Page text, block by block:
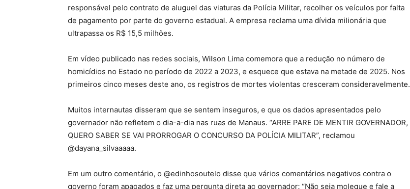
responsável pelo contrato de aluguel das viaturas da Polícia Militar, recolher os veículos por falta
de pagamento por parte do governo estadual. A empresa reclama uma dívida milionária que
ultrapassa os R$ 15,5 milhões.
Em vídeo publicado nas redes sociais, Wilson Lima comemora que a redução no número de
homicídios no Estado no período de 2022 a 2023, e esquece que estava na metade de 2025. Nos
primeiros cinco meses deste ano, os registros de mortes violentas cresceram consideravelmente.
Muitos internautas disseram que se sentem inseguros, e que os dados apresentados pelo
governador não refletem o dia-a-dia nas ruas de Manaus. “ARRE PARE DE MENTIR GOVERNADOR,
QUERO SABER SE VAI PRORROGAR O CONCURSO DA POLÍCIA MILITAR”, reclamou
@dayana_silvaaaaa.
Em um outro comentário, o @edinhosoutelo disse que vários comentários negativos contra o
governo foram apagados e faz uma pergunta direta ao governador: “Não seja moleque e fale a